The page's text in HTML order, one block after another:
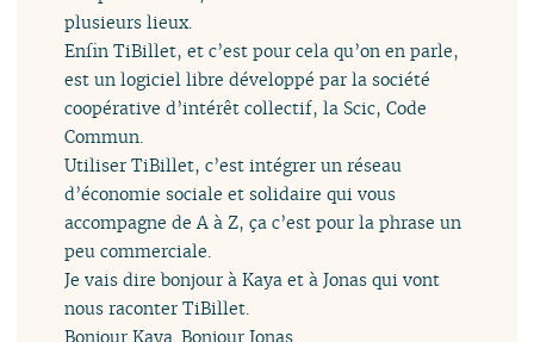
plusieurs lieux.
Enfin TiBillet, et c’est pour cela qu’on en parle,
est un logiciel libre développé par la société
coopérative d’intérêt collectif, la Scic, Code
Commun.
Utiliser TiBillet, c’est intégrer un réseau
d’économie sociale et solidaire qui vous
accompagne de A à Z, ça c’est pour la phrase un
peu commerciale.
Je vais dire bonjour à Kaya et à Jonas qui vont
nous raconter TiBillet.
Bonjour Kaya. Bonjour Jonas.